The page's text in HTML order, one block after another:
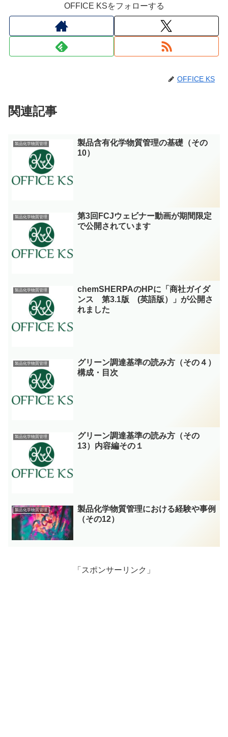
OFFICE KSをフォローする
OFFICE KS
関連記事
製品化学物質管理
製品含有化学物質管理の基礎（その
10）
製品化学物質管理
第3回FCJウェビナー動画が期間限定
で公開されています
製品化学物質管理
chemSHERPAのHPに「商社ガイダ
ンス 第3.1版 (英語版）」が公開さ
れました
製品化学物質管理
グリーン調達基準の読み方（その４）
構成・目次
製品化学物質管理
グリーン調達基準の読み方（その
13）内容編その１
製品化学物質管理
製品化学物質管理における経験や事例
（その12）
「スポンサーリンク」